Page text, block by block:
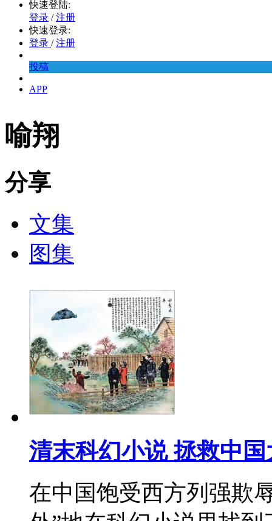
快速登陆:
登录 / 注册
快速登录:
登录 / 注册
投稿
APP
喻翔
分享
文集
图集
清末科幻小说 拯救中
在中国饱受西方列强欺